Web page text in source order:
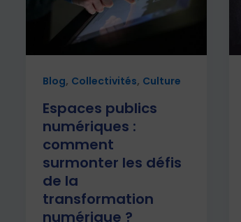
Blog, Collectivités, Culture
Espaces publics
numériques :
comment
surmonter les défis
de la
transformation
numérique ?